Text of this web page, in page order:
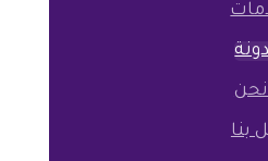
بنا